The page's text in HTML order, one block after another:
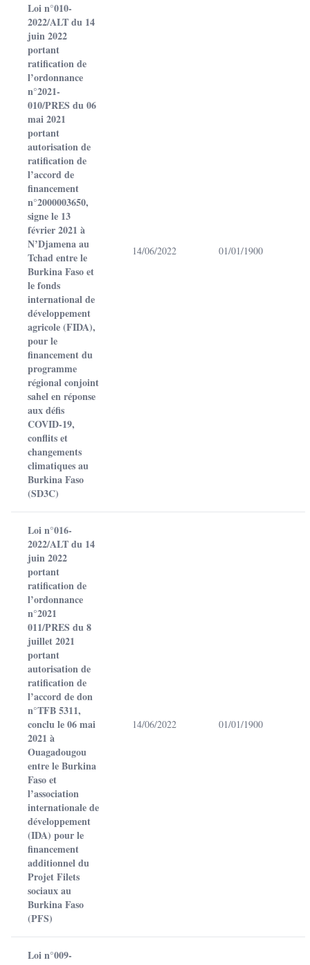
Loi n°010-
2022/ALT du 14
juin 2022
portant
ratification de
l’ordonnance
n°2021-
010/PRES du 06
mai 2021
portant
autorisation de
ratification de
l’accord de
financement
n°2000003650,
signe le 13
février 2021 à
N’Djamena au
Tchad entre le
Burkina Faso et
le fonds
international de
développement
agricole (FIDA),
pour le
financement du
programme
régional conjoint
sahel en réponse
aux défis
COVID-19,
conflits et
changements
climatiques au
Burkina Faso
(SD3C)
14/06/2022 01/01/1900
Loi n°016-
2022/ALT du 14
juin 2022
portant
ratification de
l’ordonnance
n°2021
011/PRES du 8
juillet 2021
portant
autorisation de
ratification de
l’accord de don
n°TFB 5311,
conclu le 06 mai
2021 à
Ouagadougou
entre le Burkina
Faso et
l’association
internationale de
développement
(IDA) pour le
financement
additionnel du
Projet Filets
sociaux au
Burkina Faso
(PFS)
14/06/2022 01/01/1900
Loi n°009-